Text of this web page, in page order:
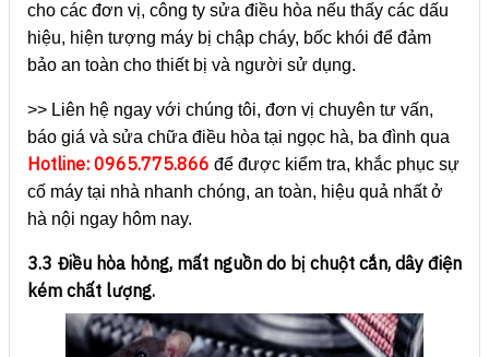
cho các đơn vị, công ty sửa điều hòa nếu thấy các dấu
hiệu, hiện tượng máy bị chập cháy, bốc khói để đảm
bảo an toàn cho thiết bị và người sử dụng.
>> Liên hệ ngay với chúng tôi, đơn vị chuyên tư vấn,
báo giá và sửa chữa điều hòa tại ngọc hà, ba đình qua
Hotline: 0965.775.866 để được kiểm tra, khắc phục sự
cố máy tại nhà nhanh chóng, an toàn, hiệu quả nhất ở
hà nội ngay hôm nay.
3.3 Điều hòa hỏng, mất nguồn do bị chuột cắn, dây điện
kém chất lượng.